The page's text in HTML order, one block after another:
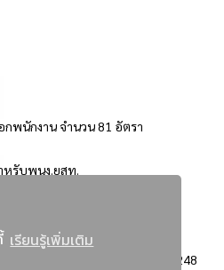
เรียนรู้เพิ่มเติม
พนักงาน จำนวน 81 อัตรา
ำหรับพนง.ยสท.
3248